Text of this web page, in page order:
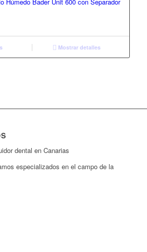
Mostrar detalles
dental en Canarias
especializados en el campo de la